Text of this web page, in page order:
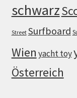
schwarz
Street Surfboard
Wien yacht toy
Österreich